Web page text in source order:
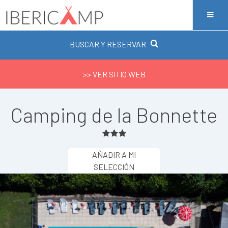
BUSCAR Y RESERVAR
>> VER SITIO WEB
Camping de la Bonnette
AÑADIR A MI
SELECCIÓN